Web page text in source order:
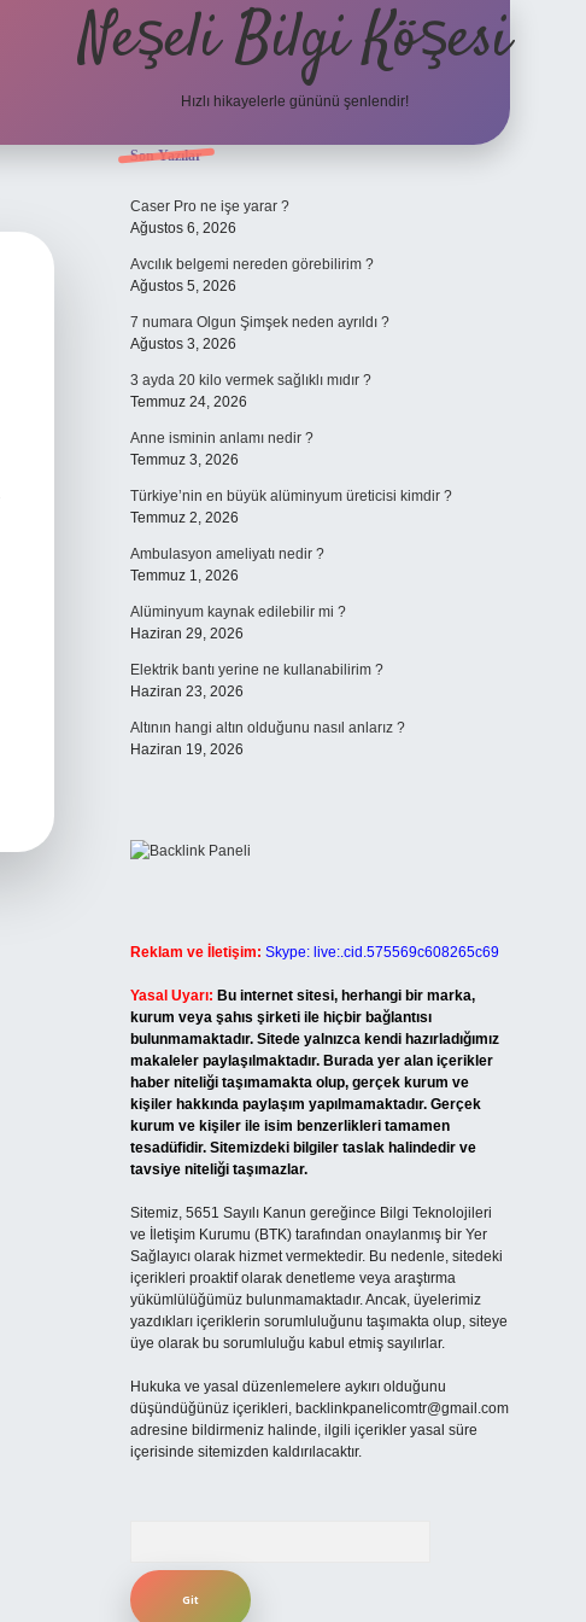
Neşeli Bilgi Köşesi
Hızlı hikayelerle gününü şenlendir!
Sidebar
Son Yazılar
Caser Pro ne işe yarar ?
Ağustos 6, 2026
Avcılık belgemi nereden görebilirim ?
Ağustos 5, 2026
7 numara Olgun Şimşek neden ayrıldı ?
Ağustos 3, 2026
3 ayda 20 kilo vermek sağlıklı mıdır ?
Temmuz 24, 2026
Anne isminin anlamı nedir ?
Temmuz 3, 2026
Türkiye’nin en büyük alüminyum üreticisi kimdir ?
Temmuz 2, 2026
Ambulasyon ameliyatı nedir ?
Temmuz 1, 2026
Alüminyum kaynak edilebilir mi ?
Haziran 29, 2026
Elektrik bantı yerine ne kullanabilirim ?
Haziran 23, 2026
Altının hangi altın olduğunu nasıl anlarız ?
Haziran 19, 2026
Reklam ve İletişim: Skype: live:.cid.575569c608265c69
Yasal Uyarı: Bu internet sitesi, herhangi bir marka,
kurum veya şahıs şirketi ile hiçbir bağlantısı
bulunmamaktadır. Sitede yalnızca kendi hazırladığımız
makaleler paylaşılmaktadır. Burada yer alan içerikler
haber niteliği taşımamakta olup, gerçek kurum ve
kişiler hakkında paylaşım yapılmamaktadır. Gerçek
kurum ve kişiler ile isim benzerlikleri tamamen
tesadüfidir. Sitemizdeki bilgiler taslak halindedir ve
tavsiye niteliği taşımazlar.
Sitemiz, 5651 Sayılı Kanun gereğince Bilgi Teknolojileri
ve İletişim Kurumu (BTK) tarafından onaylanmış bir Yer
Sağlayıcı olarak hizmet vermektedir. Bu nedenle, sitedeki
içerikleri proaktif olarak denetleme veya araştırma
yükümlülüğümüz bulunmamaktadır. Ancak, üyelerimiz
yazdıkları içeriklerin sorumluluğunu taşımakta olup, siteye
üye olarak bu sorumluluğu kabul etmiş sayılırlar.
Hukuka ve yasal düzenlemelere aykırı olduğunu
düşündüğünüz içerikleri, backlinkpanelicomtr@gmail.com
adresine bildirmeniz halinde, ilgili içerikler yasal süre
içerisinde sitemizden kaldırılacaktır.